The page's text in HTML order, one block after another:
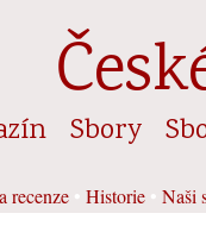
Sbory
recenze Historie Naši